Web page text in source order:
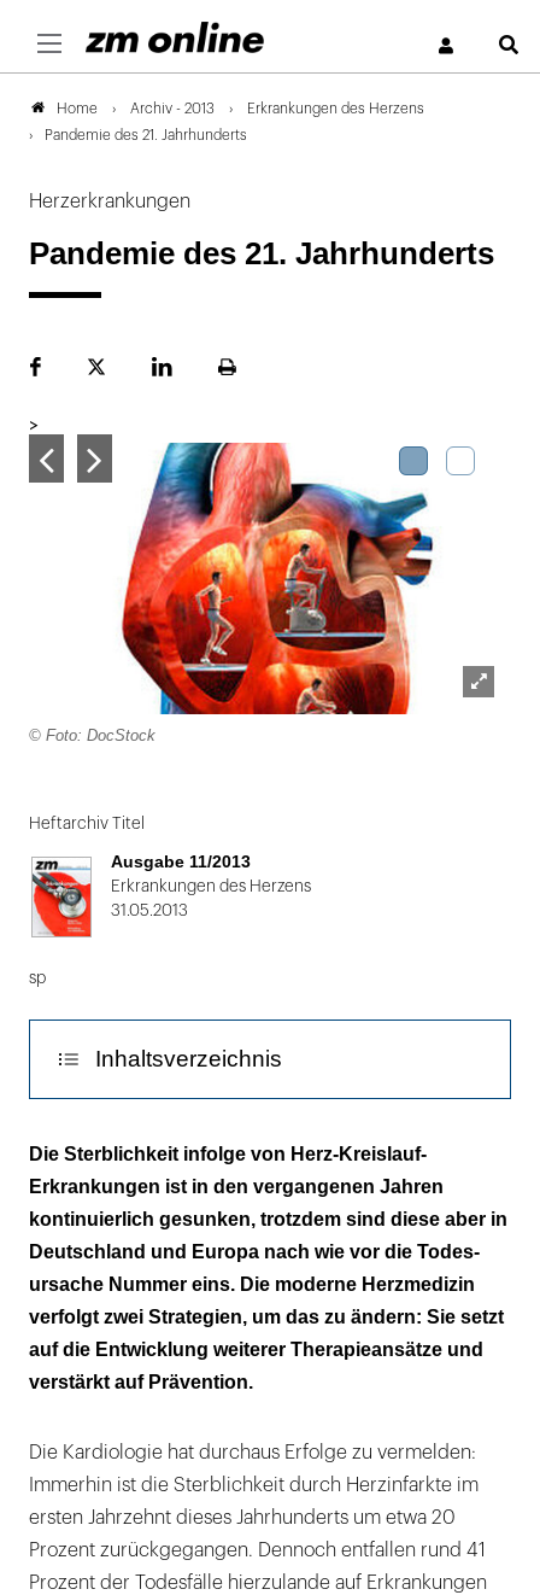
Home Archiv - 2013
Erkrankungen des Herzens
Pandemie des 21. Jahrhunderts
Herzerkrankungen
Pandemie des 21. Jahrhunderts
FacebookPlattformLinekdInSeite
>
© Foto: DocStock
1
von
2
Heftarchiv Titel
Ausgabe 11/2013
Erkrankungen des Herzens
31.05.2013
sp
Inhaltsverzeichnis
Mit renaler Denervierung gegen die
Hypertonie
Schon früh auf Prävention setzen
Rauchverbot hilft vor allem Passivrauchern
Normalgewichtige mit Bauchspeck sehr
bedingt
Diskussion: HDL als Herzschutz
Prävention individuell einsetzen
Die Sterblichkeit infolge von Herz-Kreislauf-
Erkrankungen ist in den vergangenen Jahren
kontinuierlich gesunken, trotzdem sind diese aber in
Deutschland und Europa nach wie vor die Todes-
ursache Nummer eins. Die moderne Herzmedizin
verfolgt zwei Strategien, um das zu ändern: Sie setzt
auf die Entwicklung weiterer Therapieansätze und
verstärkt auf Prävention.
Die Kardiologie hat durchaus Erfolge zu vermelden:
Immerhin ist die Sterblichkeit durch Herzinfarkte im
ersten Jahrzehnt dieses Jahrhunderts um etwa 20
Prozent zurückgegangen. Dennoch entfallen rund 41
Prozent der Todesfälle hierzulande auf Erkrankungen